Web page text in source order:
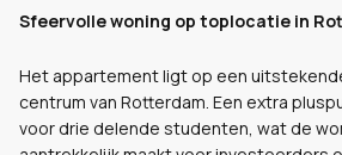
Sfeervolle woning op toplocatie in
Het appartement ligt op een
centrum van Rotterdam. Een extra
voor drie delende studenten, wat de